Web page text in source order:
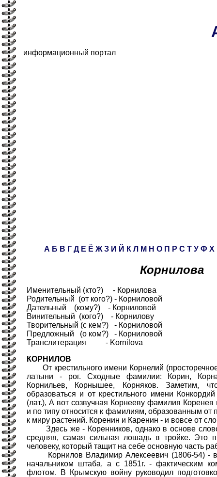
информационный портал
А Б В Г Д Е Ё Ж З И Й К Л М Н О П Р С Т У Ф Х
Корнилова
Именительный (кто?) - Корнилова
Родительный (от кого?) - Корниловой
Дательный (кому?) - Корниловой
Винительный (кого?) - Корнилову
Творительный (с кем?) - Корниловой
Предложный (о ком?) - Корниловой
Транслитерация - Kornilova
КОРНИЛОВ
От крестильного имени Корнелий (просторечное
латыни - рог. Сходные фамилии: Корин,
Корнильев, Корнышее, Корняков. Заметим,
образоваться и от крестильного имени
(лат.), А вот созвучная Корнееву фамилия
и по типу относится к фамилиям, образованным от
к миру растений. Коренин и Каренин - и вовсе от
Здесь же - Коренников, однако в основе слово
средняя, самая сильная лошадь в тройке. Это
человеку, который тащит на себе основную часть
Корнилов Владимир Алексеевич (1806-54) -
начальником штаба, а с 1851г. - фактическим
флотом. В Крымскую войну руководил